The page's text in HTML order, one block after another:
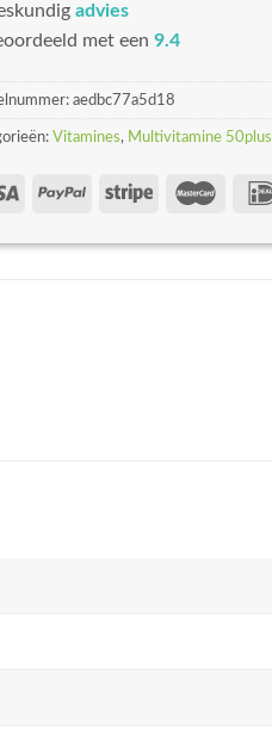
advies
met een 9.4
aedbc77a5d18
Vitamines, Multivitamine 50plus